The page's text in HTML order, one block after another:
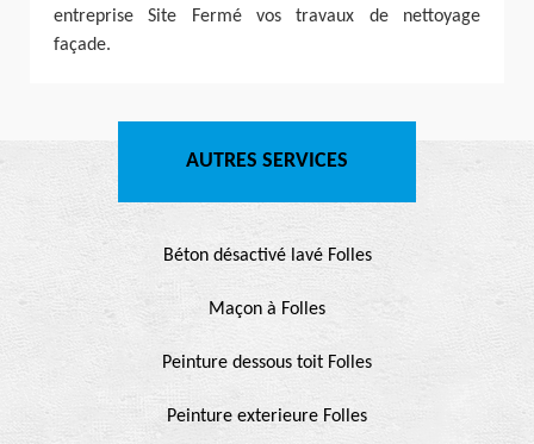
entreprise Site Fermé vos travaux de nettoyage
façade.
AUTRES SERVICES
Béton désactivé lavé Folles
Maçon à Folles
Peinture dessous toit Folles
Peinture exterieure Folles